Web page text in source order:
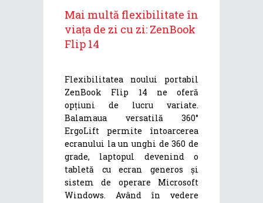
Mai multă flexibilitate în
viața de zi cu zi: ZenBook
Flip 14
Flexibilitatea noului portabil
ZenBook Flip 14 ne oferă
opțiuni de lucru variate.
Balamaua versatilă 360°
ErgoLift permite întoarcerea
ecranului la un unghi de 360 de
grade, laptopul devenind o
tabletă cu ecran generos și
sistem de operare Microsoft
Windows. Având în vedere